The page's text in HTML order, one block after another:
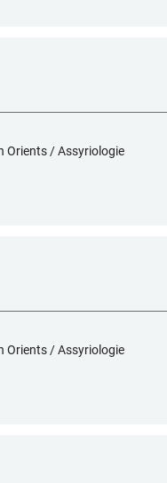
Orients / Assyriologie
Orients / Assyriologie